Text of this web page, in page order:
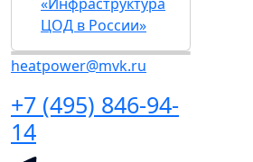
ЦОД в России»
heatpower@mvk.ru
+7 (495) 846-94-
14